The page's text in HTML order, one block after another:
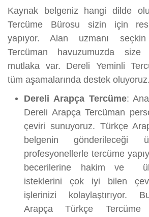
Kaynak belgeniz hangi dilde
Tercüme Bürosu sizin için
yapıyor. Alan uzmanı
Tercüman havuzumuzda size
mutlaka var. Dereli Yeminli
tüm aşamalarında destek oluyoruz.
Dereli Arapça Tercüme:
Dereli Arapça Tercüman
çeviri sunuyoruz. Türkçe
belgenin gönderileceği
profesyonellerle tercüme
becerilerine hakim ve
isteklerini çok iyi bilen
işlerinizi kolaylaştırıyor.
Arapça Türkçe Tercüme